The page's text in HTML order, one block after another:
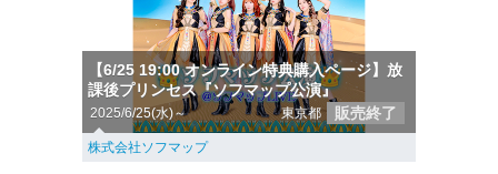
【6/25 19:00 オンライン特典購入ページ】放
課後プリンセス『ソフマップ公演』
2025/6/25(水)～ 東京都 販売終了
株式会社ソフマップ